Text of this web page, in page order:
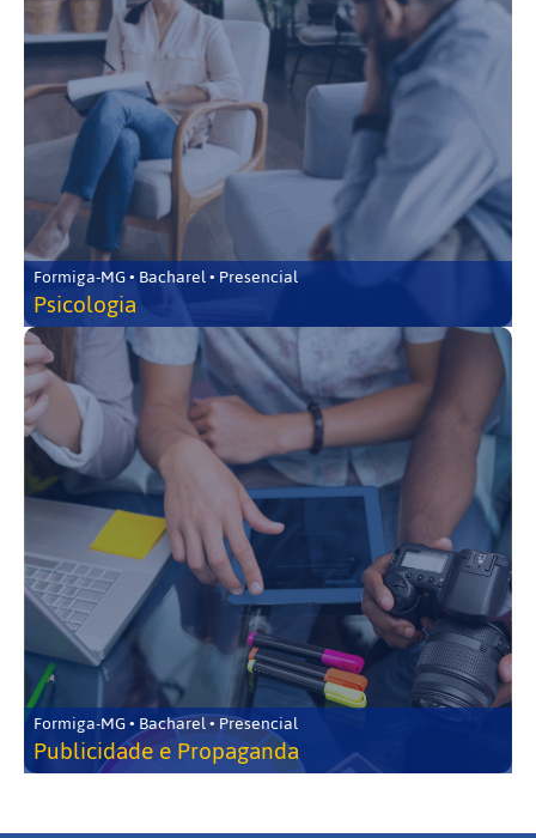
Formiga-MG • Bacharel • Presencial
Psicologia
Formiga-MG • Bacharel • Presencial
Publicidade e Propaganda